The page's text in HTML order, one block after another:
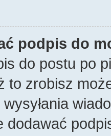
podpis do
do postu po
to zrobisz
dodawać